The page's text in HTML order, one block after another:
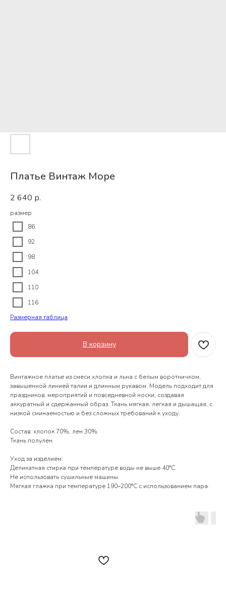
Платье Винтаж Море
2 640 р.
размер
86
92
98
104
110
116
Размерная таблица
В корзину
Винтажное платье из смеси хлопка и льна с белым воротничком,
завышенной линией талии и длинным рукавом. Модель подходит для
праздников, мероприятий и повседневной носки, создавая
аккуратный и сдержанный образ. Ткань мягкая, легкая и дышащая, с
низкой сминаемостью и без сложных требований к уходу.
Состав: хлопок 70%, лен 30%.
Ткань полулен.
Уход за изделием:
Деликатная стирка при температуре воды не выше 40°С.
Не использовать сушильные машины.
Мягкая глажка при температуре 190–200°С с использованием пара.